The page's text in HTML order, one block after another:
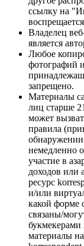
ссылку на
Владелец
является
Любое
фотографий
запрещено.
Материалы
лиц старше
может
правила
немедленно
участие в
доходов или
ресурс
и/или
какой форме
связаны/
букмекерами
материалы